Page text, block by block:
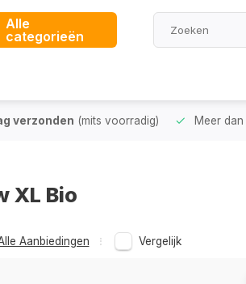
Alle
categorieën
verzonden (mits voorradig) Meer dan
XL Bio
Aanbiedingen Vergelijk